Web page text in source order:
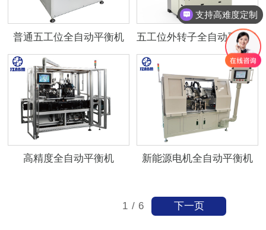
普通五工位全自动平衡机 五工位外转子全自动平衡机
高精度全自动平衡机 新能源电机全自动平衡机
1 / 6 下一页
支持高难度定制